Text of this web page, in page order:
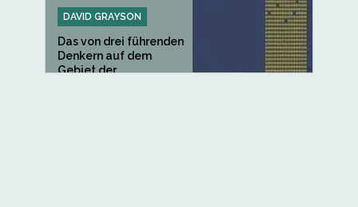
DAVID GRAYSON
Das von drei führenden
Denkern auf dem
Gebiet der...